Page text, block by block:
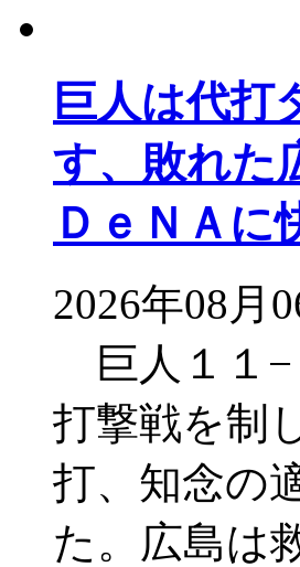
巨人は代打
す、敗れた
ＤｅＮＡに
2026年08月
巨人１１−
打撃戦を制
打、知念の
た。広島は